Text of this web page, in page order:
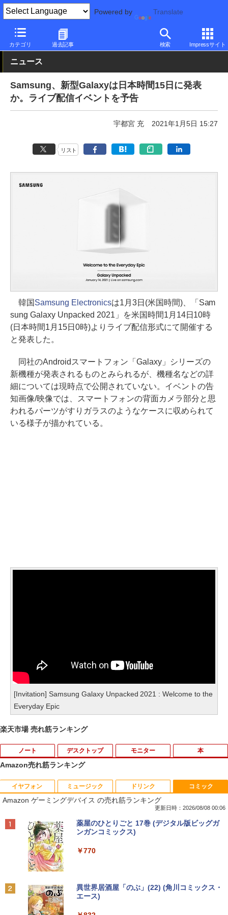
Powered by Translate
カテゴリ 過去記事 検索 Impressサイト
PC Watch パソコン/タブレット/スマートフォン スマートフォン
ニュース
Samsung、新型Galaxyは日本時間15日に発表
か。ライブ配信イベントを予告
宇都宮 充 2021年1月5日 15:27
リスト
韓国 Samsung Electronicsは1月3日(米国時間)、「Sam
sung Galaxy Unpacked 2021」を米国時間1月14日10時
(日本時間1月15日0時)よりライブ配信形式にて開催する
と発表した。
同社のAndroidスマートフォン「Galaxy」シリーズの
新機種が発表されるものとみられるが、機種名などの詳
細については現時点で公開されていない。イベントの告
知画像/映像では、スマートフォンの背面カメラ部分と思
われるパーツがすりガラスのようなケースに収められて
いる様子が描かれている。
[Invitation] Samsung Galaxy Unpacked 2021 : Welcome to the
Everyday Epic
楽天市場 売れ筋ランキング
ノート
1
【期間限定 キャンペン】中古ノートパソ
コン Windows11 Office搭載 軽量 13.3
型 モバイルPC 富士通 LIFEBOOK E734
SD128GB+外付けHDD250GB HD(1366×
768) 無線 bluetooth内蔵 DisplayPort対
中古ノートパソコン・ windows11 offic
デスクトップ
1
【中古】 Apple TV HD 32GB MR912J/A
(A1625) 周辺機器 / 発売時期2015年〜
￥4,680
み サポート充実 Windows11 Pro DELL
OptiPlex 7060 Core i5 16GB 中古 パソ
モニター
1
【マラソンセール期間中ポイント5倍】
【訳あり】 中古モニター 23〜24インチ
DP / HDMI / DVI VGA 端子選択可能 店長
すすめ 動作確認済み 30日保証 送料無料
2
□◇〇【目が疲れにくい ブルーライトカ
ット!!】iiyama/イイヤマ フルHD対応21.
5型 ProLite XUB2292HS-B1 HDMI対応
本
1 星新一ショートショート1001 [ 星 新一 ]
￥2,310
Amazon売れ筋ランキング
イヤフォン
Anker Soundcore P40i オフホワイト
Anker Soundcore P31i ホワイト
ミュージック
BRUCE WAYNE feat. Flo Milli, ATL Jacob
[Explicit]
￥250
BRUCE WAYNE feat. Flo Milli, ATL Jacob
[Explicit]
ドリンク
【Amazon.co.jp限定】 い・ろ・は・す 2L P
ET ラベルレス ×8本
￥1,112
by Amazon 天然水 ラベルレス 500ml ×24本
富士山の天然水 バナジウム含有 水 ミネラル
コミック
Amazon ゲーミングデバイス の売れ筋ランキング
更新日時：2026/08/08 00:06
薬屋のひとりごと 17巻 (デジタル版ビッグガ
ンガンコミックス)
￥770
異世界居酒屋「のぶ」(22) (角川コミックス・
エース)